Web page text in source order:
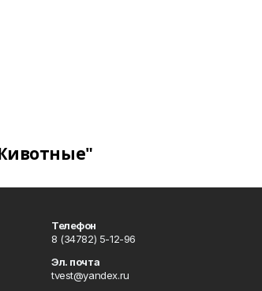
Телефон
8 (34782) 5-12-96
Эл. почта
tvest@yandex.ru